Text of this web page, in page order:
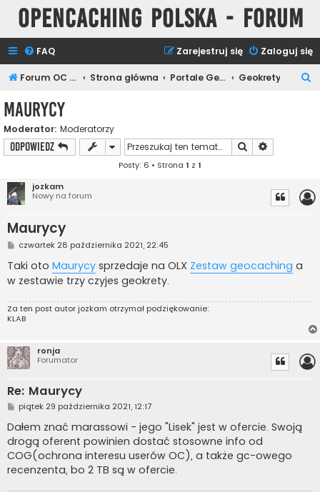
Opencaching Polska - Forum
FAQ Zaloguj się
Zarejestruj się
Forum OC PL Strona główna Portale Geocachingowe Geokrety
Maurycy
Moderator: Moderatorzy
ODPOWIEDZ Szukaj
Posty: 6 • Strona 1 z 1
jozkam
Nowy na forum
Maurycy
P
s
t
czwartek 28 października 2021, 22:45
Taki oto Maurycy sprzedaje na OLX Zestaw geocaching a
w zestawie trzy czyjes geokrety.
Za ten post autorjozkam otrzymał podziękowanie:
KLAB
ronja
Forumator
Re: Maurycy
P
o
s
t
piątek 29 października 2021, 12:17
Dałem znać marassowi - jego "Lisek" jest w ofercie. Swoją
drogą oferent powinien dostać stosowne info od
COG(ochrona interesu userów OC), a także gc-owego
recenzenta, bo 2 TB są w ofercie.